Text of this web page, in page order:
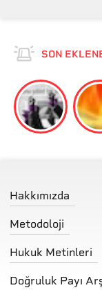
SON
Hakkımızda
Metodoloji
Hukuk Metinleri
Doğruluk Payı